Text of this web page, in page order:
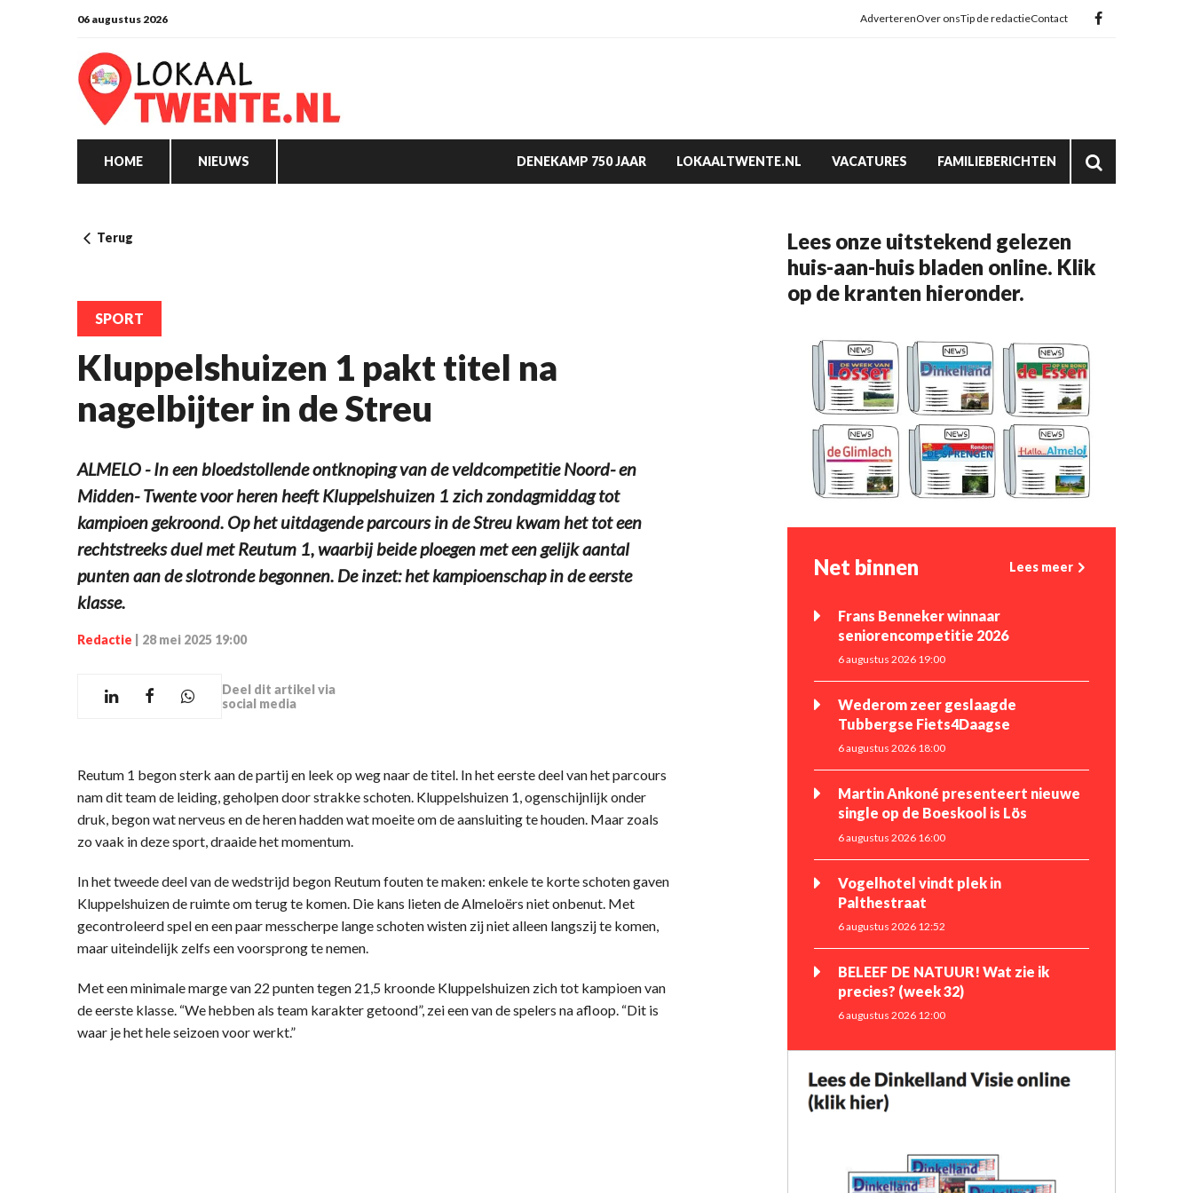
06 augustus 2026 AdverterenOver onsTip de redactieContact
HOME NIEUWS DENEKAMP 750 JAAR LOKAALTWENTE.NL VACATURES FAMILIEBERICHTEN
Terug
SPORT
Kluppelshuizen 1 pakt titel na
nagelbijter in de Streu
ALMELO - In een bloedstollende ontknoping van de veldcompetitie Noord- en
Midden- Twente voor heren heeft Kluppelshuizen 1 zich zondagmiddag tot
kampioen gekroond. Op het uitdagende parcours in de Streu kwam het tot een
rechtstreeks duel met Reutum 1, waarbij beide ploegen met een gelijk aantal
punten aan de slotronde begonnen. De inzet: het kampioenschap in de eerste
klasse.
Redactie 28 mei 2025 19:00
Deel dit artikel via
social media
Reutum 1 begon sterk aan de partij en leek op weg naar de titel. In het eerste deel van het parcours
nam dit team de leiding, geholpen door strakke schoten. Kluppelshuizen 1, ogenschijnlijk onder
druk, begon wat nerveus en de heren hadden wat moeite om de aansluiting te houden. Maar zoals
zo vaak in deze sport, draaide het momentum.
In het tweede deel van de wedstrijd begon Reutum fouten te maken: enkele te korte schoten gaven
Kluppelshuizen de ruimte om terug te komen. Die kans lieten de Almeloërs niet onbenut. Met
gecontroleerd spel en een paar messcherpe lange schoten wisten zij niet alleen langszij te komen,
maar uiteindelijk zelfs een voorsprong te nemen.
Met een minimale marge van 22 punten tegen 21,5 kroonde Kluppelshuizen zich tot kampioen van
de eerste klasse. “We hebben als team karakter getoond”, zei een van de spelers na afloop. “Dit is
waar je het hele seizoen voor werkt.”
Lees onze uitstekend gelezen
huis-aan-huis bladen online. Klik
op de kranten hieronder.
Net binnen Lees meer
Frans Benneker winnaar
seniorencompetitie 2026
6 augustus 2026 19:00
Wederom zeer geslaagde
Tubbergse Fiets4Daagse
6 augustus 2026 18:00
Martin Ankoné presenteert nieuwe
single op de Boeskool is Lös
6 augustus 2026 16:00
Vogelhotel vindt plek in
Palthestraat
6 augustus 2026 12:52
BELEEF DE NATUUR! Wat zie ik
precies? (week 32)
6 augustus 2026 12:00